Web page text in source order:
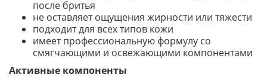
после бритья
не оставляет ощущения жирности или тяжести
подходит для всех типов кожи
имеет профессиональную формулу со
смягчающими и освежающими компонентами
Активные компоненты